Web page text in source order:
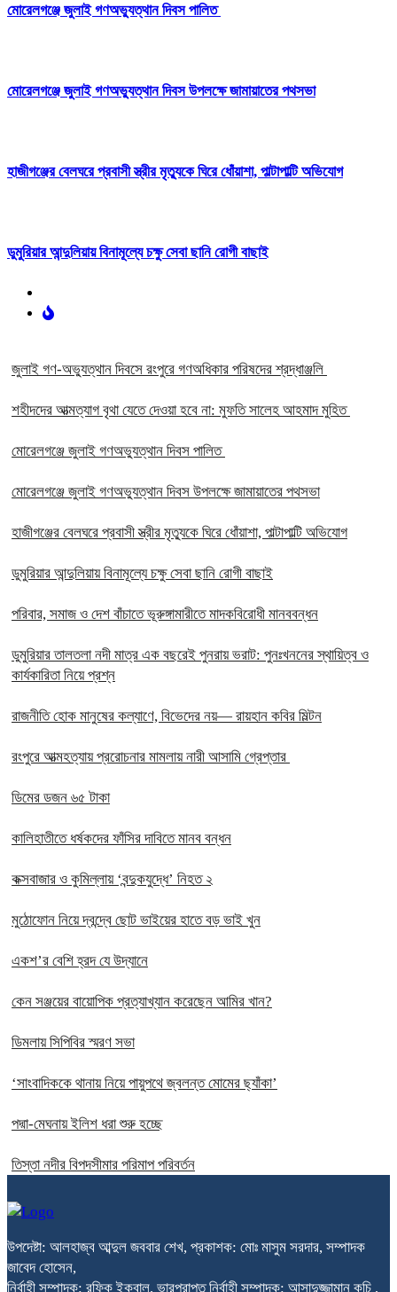
মোরেলগঞ্জে জুলাই গণঅভ্যুত্থান দিবস পালিত
মোরেলগঞ্জে জুলাই গণঅভ্যুত্থান দিবস উপলক্ষে জামায়াতের পথসভা
হাজীগঞ্জের বেলঘরে প্রবাসী স্ত্রীর মৃত্যুকে ঘিরে ধোঁয়াশা, পাল্টাপাল্টি অভিযোগ
ডুমুরিয়ার আন্দুলিয়ায় বিনামূল্যে চক্ষু সেবা ছানি রোগী বাছাই
‎জুলাই গণ-অভ্যুত্থান দিবসে রংপুরে গণঅধিকার পরিষদের শ্রদ্ধাঞ্জলি ‎
‎শহীদদের আত্মত্যাগ বৃথা যেতে দেওয়া হবে না: মুফতি সালেহ আহমাদ মুহিত ‎
মোরেলগঞ্জে জুলাই গণঅভ্যুত্থান দিবস পালিত
মোরেলগঞ্জে জুলাই গণঅভ্যুত্থান দিবস উপলক্ষে জামায়াতের পথসভা
হাজীগঞ্জের বেলঘরে প্রবাসী স্ত্রীর মৃত্যুকে ঘিরে ধোঁয়াশা, পাল্টাপাল্টি অভিযোগ
ডুমুরিয়ার আন্দুলিয়ায় বিনামূল্যে চক্ষু সেবা ছানি রোগী বাছাই
পরিবার, সমাজ ও দেশ বাঁচাতে ভূরুঙ্গামারীতে মাদকবিরোধী মানববন্ধন
ডুমুরিয়ার তালতলা নদী মাত্র এক বছরেই পুনরায় ভরাট: পুনঃখননের স্থায়িত্ব ও
কার্যকারিতা নিয়ে প্রশ্ন
রাজনীতি হোক মানুষের কল্যাণে, বিভেদের নয়— রায়হান কবির মিল্টন
রংপুরে আত্মহত্যায় প্ররোচনার মামলায় নারী আসামি গ্রেপ্তার ‎
ডিমের ডজন ৬৫ টাকা
কালিহাতীতে ধর্ষকদের ফাঁসির দাবিতে মানব বন্ধন
কক্সবাজার ও কুমিল্লায় ‘বন্দুকযুদ্ধে’ নিহত ২
মুঠোফোন নিয়ে দ্বন্দ্বে ছোট ভাইয়ের হাতে বড় ভাই খুন
একশ’র বেশি হ্রদ যে উদ্যানে
কেন সঞ্জয়ের বায়োপিক প্রত্যাখ্যান করেছেন আমির খান?
ডিমলায় সিপিবির স্মরণ সভা
‘সাংবাদিককে থানায় নিয়ে পায়ুপথে জ্বলন্ত মোমের ছ্যাঁকা’
পদ্মা-মেঘনায় ইলিশ ধরা শুরু হচ্ছে
তিস্তা নদীর বিপদসীমার পরিমাপ পরিবর্তন
উপদেষ্টা: আলহাজ্ব আব্দুল জববার শেখ, প্রকাশক: মোঃ মাসুম সরদার, সম্পাদক
জাবেদ হোসেন,
নির্বাহী সম্পাদক: রফিক ইকবাল, ভারপ্রাপ্ত নির্বাহী সম্পাদক: আসাদুজ্জামান কচি ,